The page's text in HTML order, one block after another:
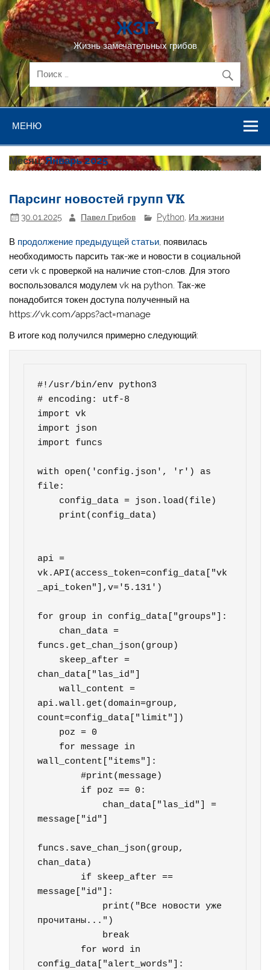
Перейти
к
содержимому
ЖЗГ
Жизнь замечательных грибов
МЕНЮ
Месяц:Январь 2025
Парсинг новостей групп VK
30.01.2025 Павел Грибов Python, Из жизни
В продолжение предыдущей статьи, появилась
необходимость парсить так-же и новости в социальной
сети vk с проверкой на наличие стоп-слов. Для этого
воспользовался модулем vk на python. Так-же
понадобится токен доступа полученный на
https://vk.com/apps?act=manage
В итоге код получился примерно следующий:
#!/usr/bin/env python3
# encoding: utf-8
import vk
import json
import funcs
with open('config.json', 'r') as
file:
api =
vk.API(access_token=config_data["vk
_api_token"],v='5.131')
for group in config_data["groups"]:
funcs.get_chan_json(group)
chan_data["las_id"]
    wall_content =
api.wall.get(domain=group,
count=config_data["limit"])
wall_content["items"]:
        #print(message)
message["id"]
funcs.save_chan_json(group,
chan_data)
message["id"]:
прочитаны...")
config_data["alert_words"]: